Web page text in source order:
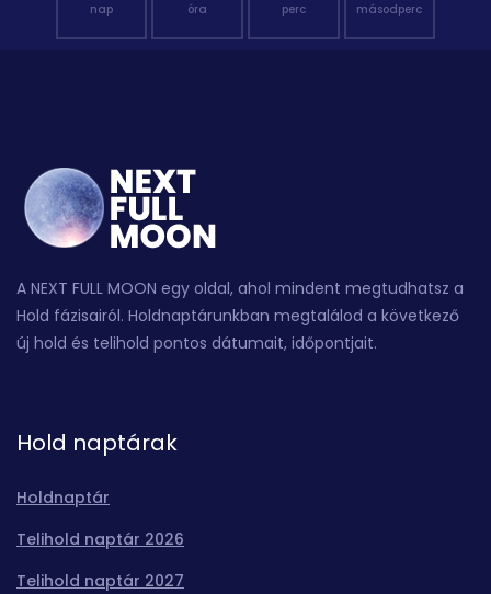
nap óra perc másodperc
A NEXT FULL MOON egy oldal, ahol mindent megtudhatsz a
Hold fázisairól. Holdnaptárunkban megtalálod a következő
új hold és telihold pontos dátumait, időpontjait.
Hold naptárak
Holdnaptár
Telihold naptár 2026
Telihold naptár 2027